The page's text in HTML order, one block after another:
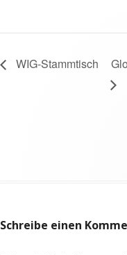
WIG-Stammtisch
Schreibe einen